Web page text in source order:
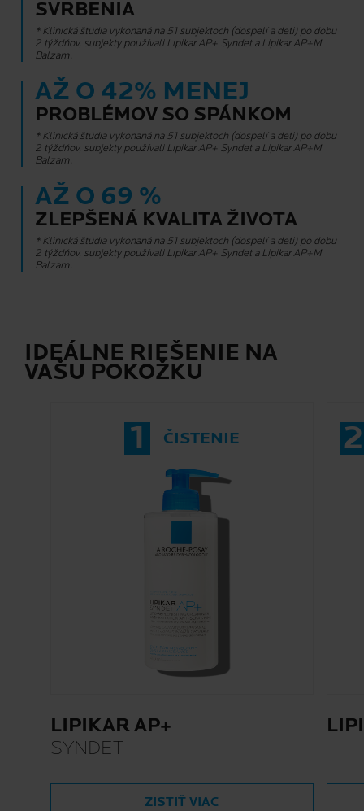
SVRBENIA
* Klinická štúdia vykonaná na 51 subjektoch (dospelí a deti) po dobu
2 týždňov, subjekty používali Lipikar AP+ Syndet a Lipikar AP+M
Balzam.
AŽ O 42% MENEJ
PROBLÉMOV SO SPÁNKOM
* Klinická štúdia vykonaná na 51 subjektoch (dospelí a deti) po dobu
2 týždňov, subjekty používali Lipikar AP+ Syndet a Lipikar AP+M
Balzam.
AŽ O 69 %
ZLEPŠENÁ KVALITA ŽIVOTA
* Klinická štúdia vykonaná na 51 subjektoch (dospelí a deti) po dobu
2 týždňov, subjekty používali Lipikar AP+ Syndet a Lipikar AP+M
Balzam.
IDEÁLNE RIEŠENIE NA
VAŠU POKOŽKU
1 ČISTENIE
LIPIKAR AP+
SYNDET
ZISTIŤ VIAC
2